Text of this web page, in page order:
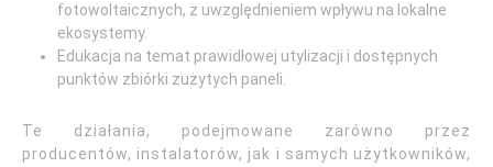
fotowoltaicznych, z uwzględnieniem wpływu na lokalne
ekosystemy.
Edukacja na temat prawidłowej utylizacji i dostępnych
punktów zbiórki zużytych paneli.
Te działania, podejmowane zarówno przez
producentów, instalatorów, jak i samych użytkowników,